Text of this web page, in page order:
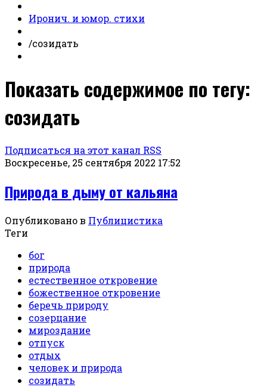
Иронич. и юмор. стихи
/созидать
Показать содержимое по тегу:
созидать
Подписаться на этот канал RSS
Воскресенье, 25 сентября 2022 17:52
Природа в дыму от кальяна
Опубликовано в Публицистика
Теги
бог
природа
естественное откровение
божественное откровение
беречь природу
созерцание
мироздание
отпуск
отдых
человек и природа
созидать